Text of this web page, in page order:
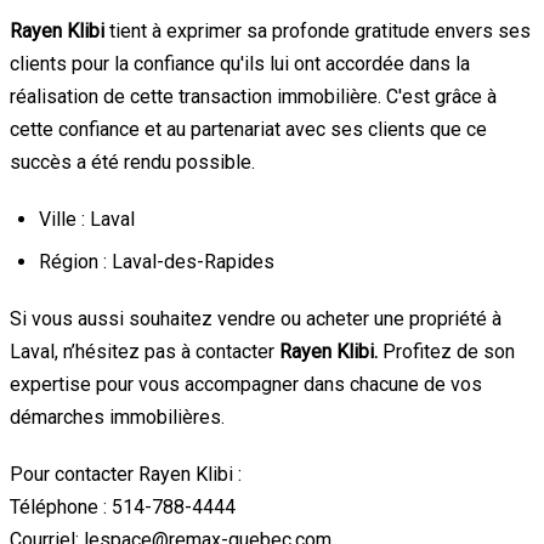
Rayen Klibi tient à exprimer sa profonde gratitude envers ses
clients pour la confiance qu'ils lui ont accordée dans la
réalisation de cette transaction immobilière. C'est grâce à
cette confiance et au partenariat avec ses clients que ce
succès a été rendu possible.
Ville : Laval
Région : Laval-des-Rapides
Si vous aussi souhaitez vendre ou acheter une propriété à
Laval, n’hésitez pas à contacter Rayen Klibi. Profitez de son
expertise pour vous accompagner dans chacune de vos
démarches immobilières.
Pour contacter Rayen Klibi :
Téléphone : 514-788-4444